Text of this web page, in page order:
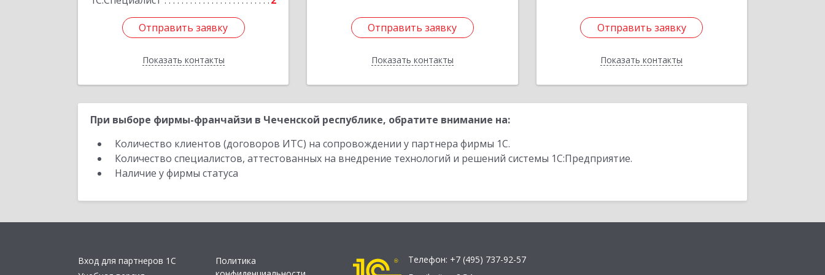
Отправить заявку
Показать контакты
Отправить заявку
Назад
Отправить заявку
Показать контакты
Отправить заявку
Назад
Отправить заявку
Показать контакты
Отправить заявку
Назад
При выборе фирмы-франчайзи в Чеченской республике, обратите внимание на:
Количество клиентов (договоров ИТС) на сопровождении у партнера фирмы 1С.
Количество специалистов, аттестованных на внедрение технологий и решений системы 1С:Предприятие.
Наличие у фирмы статуса
Вход для партнеров 1С
Политика
Телефон: +7 (495) 737-92-57